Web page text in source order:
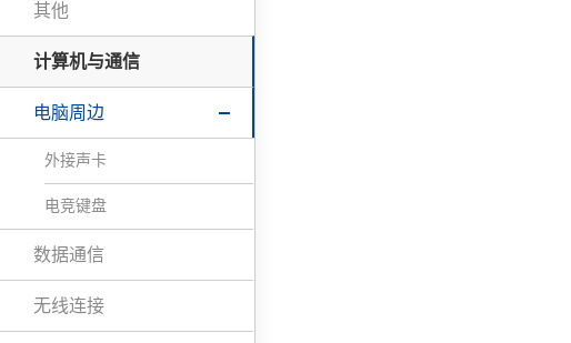
其他
计算机与通信
电脑周边
外接声卡
电竞键盘
数据通信
无线连接